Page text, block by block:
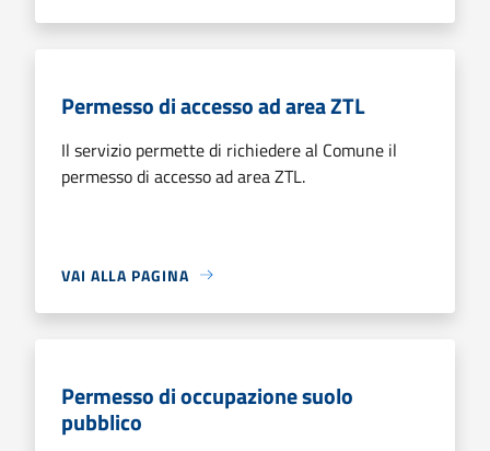
Permesso di accesso ad area ZTL
Il servizio permette di richiedere al Comune il
permesso di accesso ad area ZTL.
VAI ALLA PAGINA
Permesso di occupazione suolo
pubblico